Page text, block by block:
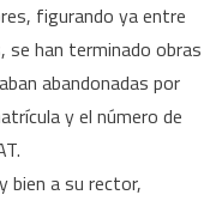
figurando ya entre
se han terminado obras
abandonadas por
y el número de
bien a su rector,